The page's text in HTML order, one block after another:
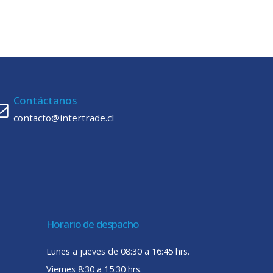
Contáctanos
contacto@intertrade.cl
Horario de despacho
Lunes a jueves de 08:30 a 16:45 hrs.
Viernes 8:30 a 15:30 hrs.